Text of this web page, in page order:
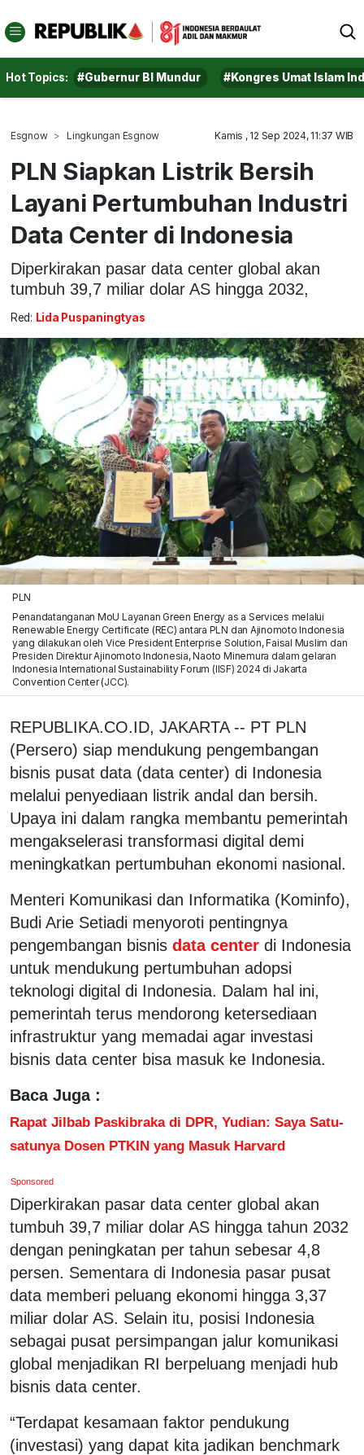
Hot Topics: #Gubernur BI Mundur #Kongres Umat Islam
Esgnow Lingkungan Esgnow Kamis , 12 Sep 2024, 11:37 WIB
PLN Siapkan Listrik Bersih
Layani Pertumbuhan Industri
Data Center di Indonesia
Diperkirakan pasar data center global akan
tumbuh 39,7 miliar dolar AS hingga 2032,
Red: Lida Puspaningtyas
PLN
Penandatanganan MoU Layanan Green Energy as a Services melalui
Renewable Energy Certificate (REC) antara PLN dan Ajinomoto Indonesia
yang dilakukan oleh Vice President Enterprise Solution, Faisal Muslim dan
Presiden Direktur Ajinomoto Indonesia, Naoto Minemura dalam gelaran
Indonesia International Sustainability Forum (IISF) 2024 di Jakarta
Convention Center (JCC).
REPUBLIKA.CO.ID, JAKARTA -- PT PLN
(Persero) siap mendukung pengembangan
bisnis pusat data (data center) di Indonesia
melalui penyediaan listrik andal dan bersih.
Upaya ini dalam rangka membantu pemerintah
mengakselerasi transformasi digital demi
meningkatkan pertumbuhan ekonomi nasional.
Menteri Komunikasi dan Informatika (Kominfo),
Budi Arie Setiadi menyoroti pentingnya
pengembangan bisnis data center di Indonesia
untuk mendukung pertumbuhan adopsi
teknologi digital di Indonesia. Dalam hal ini,
pemerintah terus mendorong ketersediaan
infrastruktur yang memadai agar investasi
bisnis data center bisa masuk ke Indonesia.
Baca Juga :
Rapat Jilbab Paskibraka di DPR, Yudian: Saya Satu-
satunya Dosen PTKIN yang Masuk Harvard
Sponsored
Diperkirakan pasar data center global akan
tumbuh 39,7 miliar dolar AS hingga tahun 2032
dengan peningkatan per tahun sebesar 4,8
persen. Sementara di Indonesia pasar pusat
data memberi peluang ekonomi hingga 3,37
miliar dolar AS. Selain itu, posisi Indonesia
sebagai pusat persimpangan jalur komunikasi
global menjadikan RI berpeluang menjadi hub
bisnis data center.
“Terdapat kesamaan faktor pendukung
(investasi) yang dapat kita jadikan benchmark